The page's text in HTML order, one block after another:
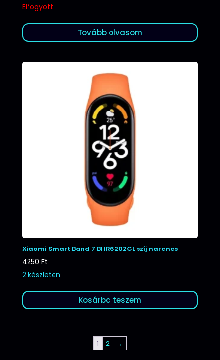
Elfogyott
Tovább olvasom
Xiaomi Smart Band 7 BHR6202GL szíj narancs
4250 Ft
2 készleten
Kosárba teszem
1 2 →